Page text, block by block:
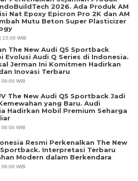
2026. Ada Produk AM
Nat Epoxy Epicron Pro 2K dan AM
Mutu Beton Super Plasticizer
15:00 WIB
The New Audi Q5 Sportback
Evolusi Audi Q Series di Indonesia.
Jerman Ini Komitmen Hadirkan
Inovasi Terbaru
WIB
The New Audi Q5 Sportback Jadi
yang Baru. Audi
Hadirkan Mobil Premium Seharga
WIB
Resmi Perkenalkan The New
Sportback. Interpretasi Terbaru
Modern dalam Berkendara
WIB